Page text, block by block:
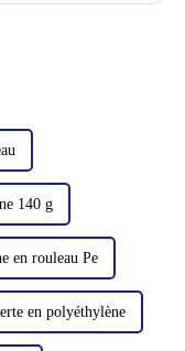
140 g
en rouleau Pe
en polyéthylène